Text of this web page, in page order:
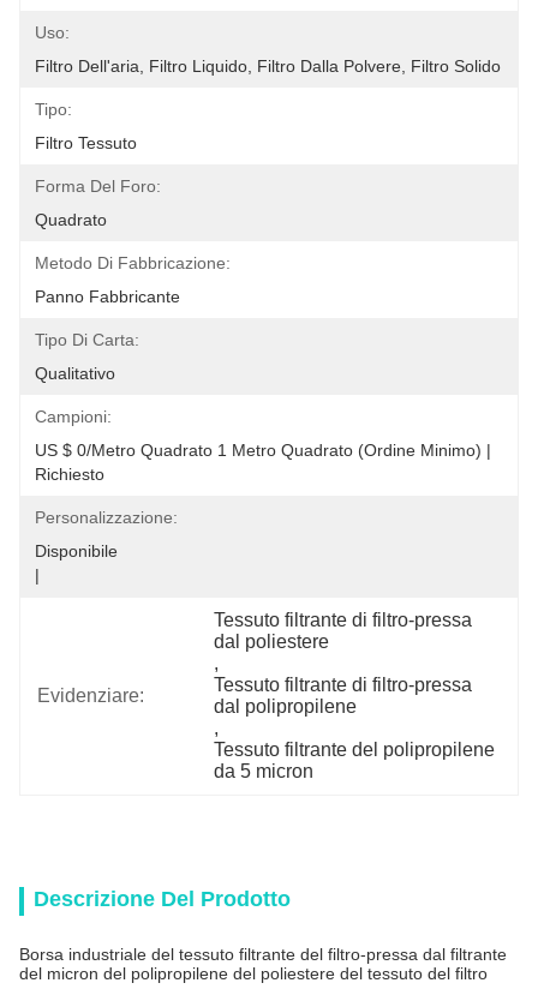
Uso:
Filtro Dell'aria, Filtro Liquido, Filtro Dalla Polvere, Filtro Solido
Tipo:
Filtro Tessuto
Forma Del Foro:
Quadrato
Metodo Di Fabbricazione:
Panno Fabbricante
Tipo Di Carta:
Qualitativo
Campioni:
US $ 0/metro Quadrato 1 Metro Quadrato (ordine Minimo) |
Richiesto
Personalizzazione:
Disponibile
|
Evidenziare:
Tessuto filtrante di filtro-pressa
dal poliestere
,
Tessuto filtrante di filtro-pressa
dal polipropilene
,
Tessuto filtrante del polipropilene
da 5 micron
Descrizione Del Prodotto
Borsa industriale del tessuto filtrante del filtro-pressa dal filtrante
del micron del polipropilene del poliestere del tessuto del filtro